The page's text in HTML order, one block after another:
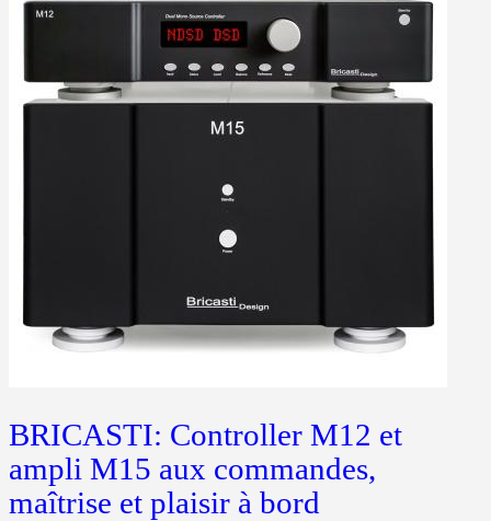
BRICASTI: Controller M12 et
ampli M15 aux commandes,
maîtrise et plaisir à bord